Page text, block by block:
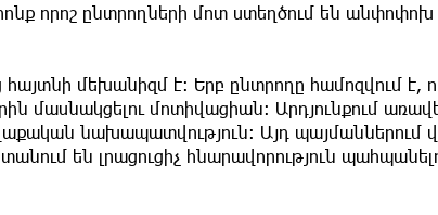
որոշ ընտրողների մոտ ստեղծում են անփոփոխ
մեխանիզմ է։ Երբ ընտրողը համոզվում է,
մասնակցելու մոտիվացիան։ Արդյունքում
նախապատվություն։ Այդ պայմաններում
են լրացուցիչ հնարավորություն